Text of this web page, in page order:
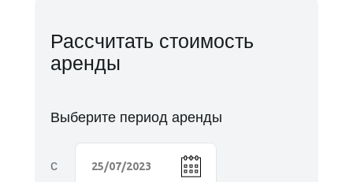
Рассчитать стоимость
аренды
Выберите период аренды
с